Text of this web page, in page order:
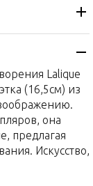
& Lalique
Lalique
(16,5см) из
она
предлагая
Искусство,